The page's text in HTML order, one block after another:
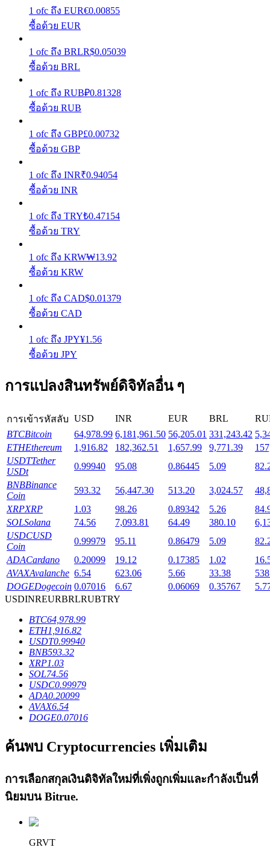
รับรางวัลการแข่งขันทุกวัน
การปักหลัก
ผลตอบแทนสูงและเข้าถึงได้ทันที
Launchpool
การล็อค BTR
เงินกู้
บริการยืมเงินที่ได้รับการสนับสนุนจาก Crypto
ลงทุนอัตโนมัติ
คว้าผลกำไรระยะยาวและผลประโยชน์ที่ยืดหยุ่น
1 ofc ถึง EUR€0.00855
ซื้อด้วย EUR
1 ofc ถึง BRLR$0.05039
ซื้อด้วย BRL
1 ofc ถึง RUB₽0.81328
ซื้อด้วย RUB
1 ofc ถึง GBP£0.00732
ซื้อด้วย GBP
1 ofc ถึง INR₹0.94054
ซื้อด้วย INR
1 ofc ถึง TRY₺0.47154
ซื้อด้วย TRY
1 ofc ถึง KRW₩13.92
ซื้อด้วย KRW
1 ofc ถึง CAD$0.01379
ซื้อด้วย CAD
1 ofc ถึง JPY¥1.56
ซื้อด้วย JPY
การแปลงสินทรัพย์ดิจิทัลอื่น ๆ
การเข้ารหัสลับ USD INR EUR BRL
BTCBitcoin 64,978.99 6,181,961.50 56,205.01 331,243.42
ETHEthereum 1,916.82 182,362.51 1,657.99 9,771.39
USDTTether
USDt
0.99940 95.08 0.86445 5.09
BNBBinance
Coin
593.32 56,447.30 513.20 3,024.57
XRPXRP 1.03 98.26 0.89342 5.26
SOLSolana 74.56 7,093.81 64.49 380.10
USDCUSD
Coin
0.99979 95.11 0.86479 5.09
ADACardano 0.20099 19.12 0.17385 1.02
AVAXAvalanche 6.54 623.06 5.66 33.38
DOGEDogecoin 0.07016 6.67 0.06069 0.35767
USDINREURBRLRUBTRY
BTC64,978.99
ETH1,916.82
USDT0.99940
BNB593.32
XRP1.03
SOL74.56
USDC0.99979
ADA0.20099
AVAX6.54
DOGE0.07016
ค้นพบ Cryptocurrencies เพิ่มเติม
การเลือกสกุลเงินดิจิทัลใหม่ที่เพิ่งถูกเพิ่มและกำลังเป็นที่
นิยมบน Bitrue.
GRVT